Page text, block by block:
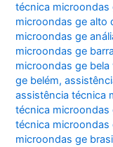
técnica microondas
microondas ge alto
microondas ge
microondas ge
microondas ge bela
ge belém,
assistência técnica
técnica microondas
técnica microondas
microondas ge